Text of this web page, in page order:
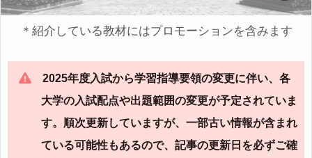
＊紹介している教材にはプロモーションを含みます
2025年度入試から学習指導要領の変更に伴い、各
大学の入試配点や出題範囲の変更が予定されていま
す。順次更新していますが、一部古い情報が含まれ
ている可能性もあるので、記事の更新日を必ずご確